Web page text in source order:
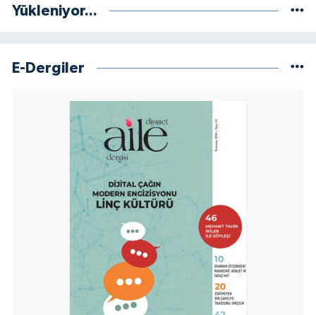
Yükleniyor...
E-Dergiler